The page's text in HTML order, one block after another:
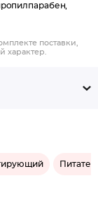
поставки,
характер.